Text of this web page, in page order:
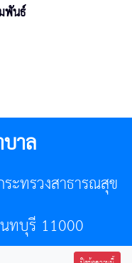
พันธ์
าล
ะทรวงสาธารณสุข
ทบุรี 11000